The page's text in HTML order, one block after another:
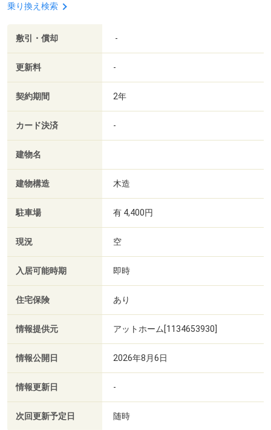
乗り換え検索
敷引・償却 -
更新料 -
契約期間 2年
カード決済 -
建物名
建物構造 木造
駐車場 有 4,400円
現況 空
入居可能時期 即時
住宅保険 あり
情報提供元 アットホーム[1134653930]
情報公開日 2026年8月6日
情報更新日 -
次回更新予定日 随時